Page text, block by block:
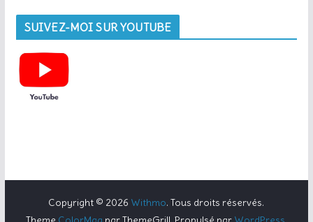
SUIVEZ-MOI SUR YOUTUBE
Copyright © 2026 Withmo. Tous droits réservés.